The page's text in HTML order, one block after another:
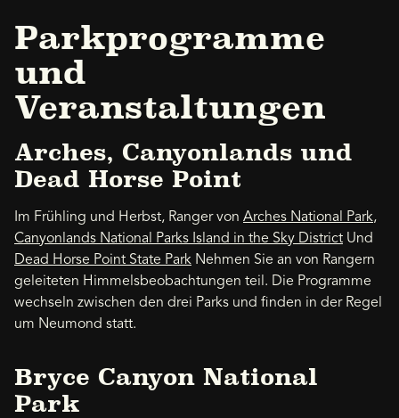
Parkprogramme
und
Veranstaltungen
Arches, Canyonlands und
Dead Horse Point
Im Frühling und Herbst, Ranger von Arches National Park,
Canyonlands National Parks Island in the Sky District Und
Dead Horse Point State Park Nehmen Sie an von Rangern
geleiteten Himmelsbeobachtungen teil. Die Programme
wechseln zwischen den drei Parks und finden in der Regel
um Neumond statt.
Bryce Canyon National
Park